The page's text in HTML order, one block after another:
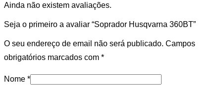
Ainda não existem avaliações.
Seja o primeiro a avaliar “Soprador Husqvarna 360BT”
O seu endereço de email não será publicado. Campos
obrigatórios marcados com *
Nome *